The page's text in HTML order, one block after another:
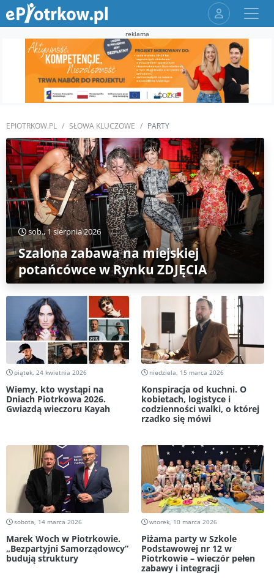
reklama
EPIOTRKOW.PL SŁOWA KLUCZOWE PARTY
sob., 1 sierpnia 2026
Szalona zabawa na miejskiej
potańcówce w Rynku ZDJĘCIA
piątek, 24 kwietnia 2026
Wiemy, kto wystąpi na
Dniach Piotrkowa 2026.
Gwiazdą wieczoru Kayah
niedziela, 15 marca 2026
Konspiracja od kuchni. O
kobietach, logistyce i
codzienności walki, o której
rzadko się mówi
sobota, 14 marca 2026
Marek Woch w Piotrkowie.
„Bezpartyjni Samorządowcy”
budują struktury
wtorek, 10 marca 2026
Piżama party w Szkole
Podstawowej nr 12 w
Piotrkowie – wieczór pełen
zabawy i integracji